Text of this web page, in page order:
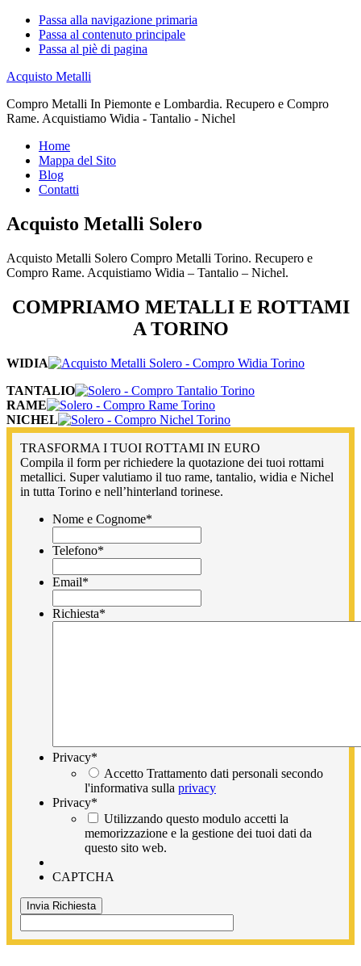
Passa alla navigazione primaria
Passa al contenuto principale
Passa al piè di pagina
Acquisto Metalli
Compro Metalli In Piemonte e Lombardia. Recupero e Compro
Rame. Acquistiamo Widia - Tantalio - Nichel
Home
Mappa del Sito
Blog
Contatti
Acquisto Metalli Solero
Acquisto Metalli Solero Compro Metalli Torino. Recupero e
Compro Rame. Acquistiamo Widia – Tantalio – Nichel.
COMPRIAMO METALLI E ROTTAMI
A TORINO
WIDIA
TANTALIO
RAME
NICHEL
TRASFORMA I TUOI ROTTAMI IN EURO
Compila il form per richiedere la quotazione dei tuoi rottami
metallici. Super valutiamo il tuo rame, tantalio, widia e Nichel
in tutta Torino e nell’hinterland torinese.
Nome e Cognome*
Telefono*
Email*
Richiesta*
Privacy*
Accetto Trattamento dati personali secondo
l'informativa sulla privacy
Privacy*
Utilizzando questo modulo accetti la
memorizzazione e la gestione dei tuoi dati da
questo sito web.
CAPTCHA